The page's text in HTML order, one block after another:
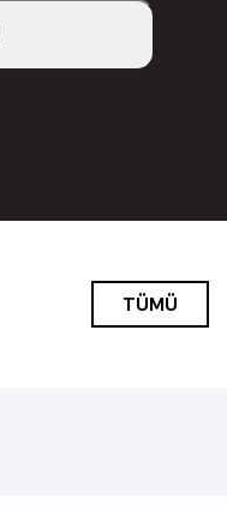
TÜMÜ